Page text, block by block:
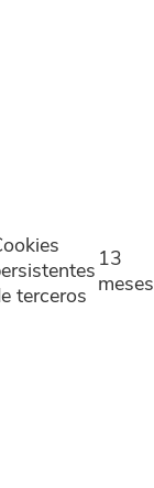
terceros
13
meses